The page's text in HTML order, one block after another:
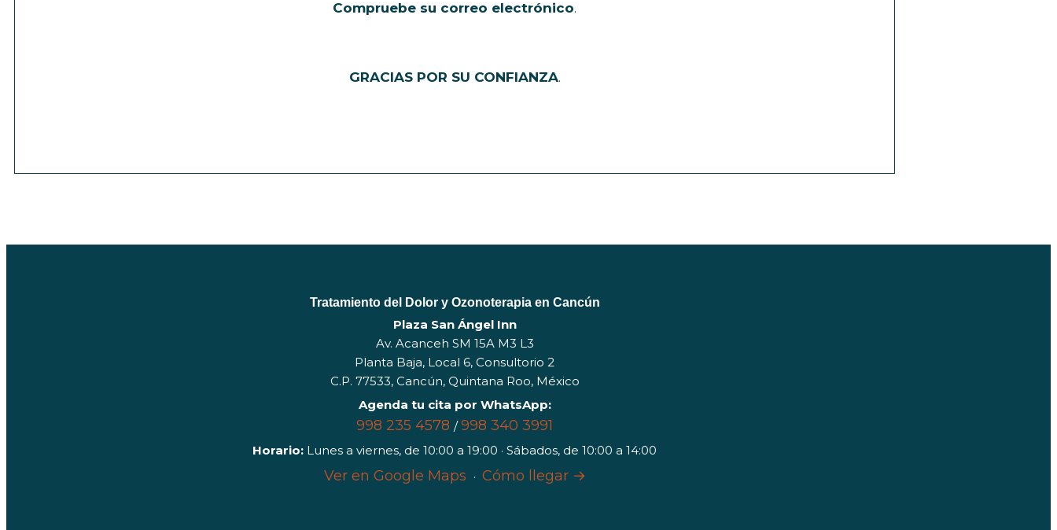
Compruebe su correo electrónico.
GRACIAS POR SU CONFIANZA.
Tratamiento del Dolor y Ozonoterapia en Cancún
Plaza San Ángel Inn
Av. Acanceh SM 15A M3 L3
Planta Baja, Local 6, Consultorio 2
C.P. 77533, Cancún, Quintana Roo, México
Agenda tu cita por WhatsApp:
998 235 4578 /998 340 3991
Horario: Lunes a viernes, de 10:00 a 19:00 · Sábados, de 10:00 a 14:00
Ver en Google Maps · Cómo llegar →